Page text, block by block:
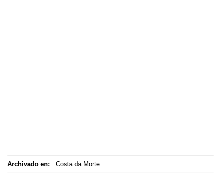
Archivado en: Costa da Morte